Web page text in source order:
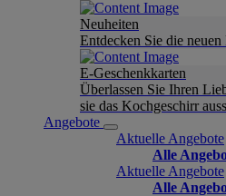
Neuheiten
Entdecken Sie die
E-Geschenkkarten
Überlassen Sie Ihren
sie das Kochgeschirr
Angebote
Aktuelle Angebote
Alle
Aktuelle Angebote
Alle